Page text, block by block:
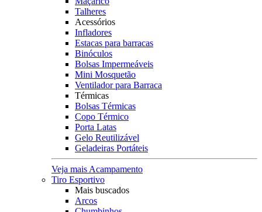
Talheres
Acessórios
Infladores
Estacas para barracas
Binóculos
Bolsas Impermeáveis
Mini Mosquetão
Ventilador para Barraca
Térmicas
Bolsas Térmicas
Copo Térmico
Porta Latas
Gelo Reutilizável
Geladeiras Portáteis
Veja mais Acampamento
Tiro Esportivo
Mais buscados
Arcos